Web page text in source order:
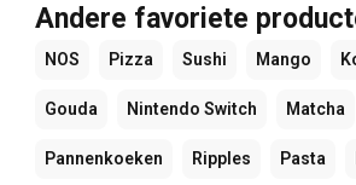
Andere favoriete
NOS Pizza Sushi Mango
Gouda Nintendo Switch Matcha
Pannenkoeken Ripples Pasta